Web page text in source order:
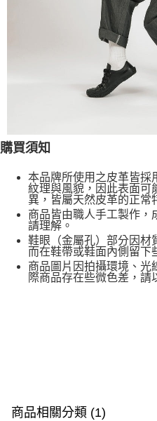
購買須知
本品牌所使用之皮革皆採
紋理與風貌，因此表面可
異，皆屬天然皮革的正常
商品皆由職人手工製作，
請理解。
鞋眼（金屬孔）部分因材
而在鞋帶或鞋面內側留下
商品圖片因拍攝環境、光
際商品存在些微色差，請
商品相關分類 (1)